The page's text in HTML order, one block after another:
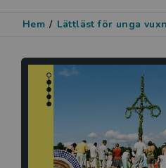
Hem / Lättläst för unga